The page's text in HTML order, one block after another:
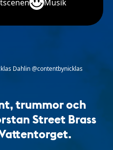
Musik
Dahlin @contentbynicklas
trummor och
Street Brass